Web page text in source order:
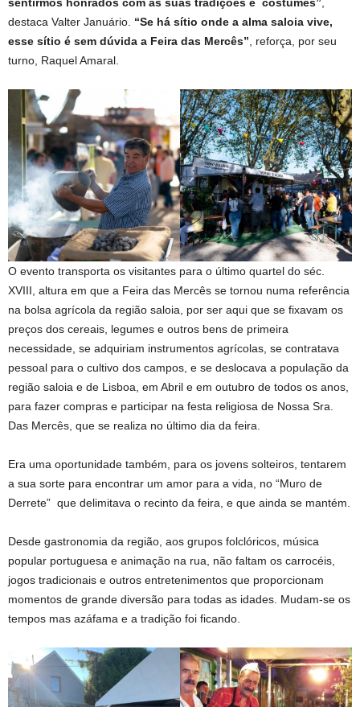
destaca Valter Januário. “Se há sítio onde a alma saloia vive,
esse sítio é sem dúvida a Feira das Mercês” , reforça, por seu
turno, Raquel Amaral.
O evento transporta os visitantes para o último quartel do séc.
XVIII, altura em que a Feira das Mercês se tornou numa referência
na bolsa agrícola da região saloia, por ser aqui que se fixavam os
preços dos cereais, legumes e outros bens de primeira
necessidade, se adquiriam instrumentos agrícolas, se contratava
pessoal para o cultivo dos campos, e se deslocava a população da
região saloia e de Lisboa, em Abril e em outubro de todos os anos,
para fazer compras e participar na festa religiosa de Nossa Sra.
Das Mercês, que se realiza no último dia da feira.
Era uma oportunidade também, para os jovens solteiros, tentarem
a sua sorte para encontrar um amor para a vida, no “Muro de
Derrete” que delimitava o recinto da feira, e que ainda se mantém.
Desde gastronomia da região, aos grupos folclóricos, música
popular portuguesa e animação na rua, não faltam os carrocéis,
jogos tradicionais e outros entretenimentos que proporcionam
momentos de grande diversão para todas as idades. Mudam-se os
tempos mas azáfama e a tradição foi ficando.